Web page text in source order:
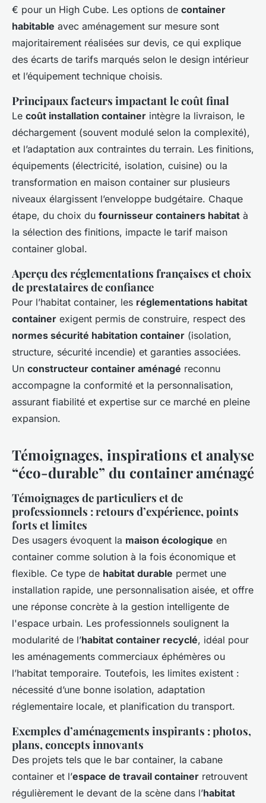
€ pour un High Cube. Les options de container
habitable avec aménagement sur mesure sont
majoritairement réalisées sur devis, ce qui explique
des écarts de tarifs marqués selon le design intérieur
et l’équipement technique choisis.
Principaux facteurs impactant le coût final
Le coût installation container intègre la livraison, le
déchargement (souvent modulé selon la complexité),
et l’adaptation aux contraintes du terrain. Les finitions,
équipements (électricité, isolation, cuisine) ou la
transformation en maison container sur plusieurs
niveaux élargissent l’enveloppe budgétaire. Chaque
étape, du choix du fournisseur containers habitat à
la sélection des finitions, impacte le tarif maison
container global.
Aperçu des réglementations françaises et choix
de prestataires de confiance
Pour l’habitat container, les réglementations habitat
container exigent permis de construire, respect des
normes sécurité habitation container (isolation,
structure, sécurité incendie) et garanties associées.
Un constructeur container aménagé reconnu
accompagne la conformité et la personnalisation,
assurant fiabilité et expertise sur ce marché en pleine
expansion.
Témoignages, inspirations et analyse
“éco-durable” du container aménagé
Témoignages de particuliers et de
professionnels : retours d’expérience, points
forts et limites
Des usagers évoquent la maison écologique en
container comme solution à la fois économique et
flexible. Ce type de habitat durable permet une
installation rapide, une personnalisation aisée, et offre
une réponse concrète à la gestion intelligente de
l'espace urbain. Les professionnels soulignent la
modularité de l’habitat container recyclé, idéal pour
les aménagements commerciaux éphémères ou
l’habitat temporaire. Toutefois, les limites existent :
nécessité d’une bonne isolation, adaptation
réglementaire locale, et planification du transport.
Exemples d’aménagements inspirants : photos,
plans, concepts innovants
Des projets tels que le bar container, la cabane
container et l’espace de travail container retrouvent
régulièrement le devant de la scène dans l’habitat